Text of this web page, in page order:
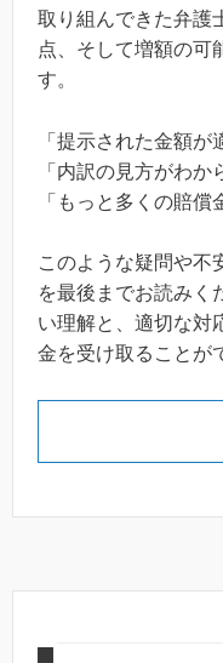
取り組んできた弁護
点、そして増額の可
す。
「提示された金額
「内訳の見方がわか
「もっと多くの賠
このような疑問や不
を最後までお読みく
い理解と、適切な対
金を受け取ることが